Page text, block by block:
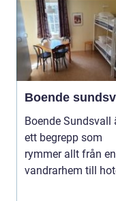
Boende
Boende Sundsvall
ett begrepp som
rymmer allt från
vandrarhem till